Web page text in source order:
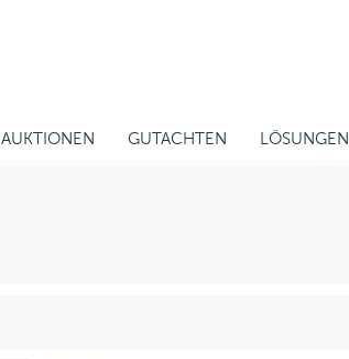
AUKTIONEN GUTACHTEN LÖSUNGEN